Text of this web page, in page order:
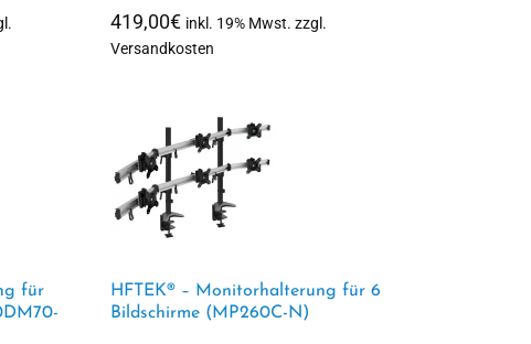
419,00€ inkl. 19% Mwst. zzgl.
Versandkosten
für
HFTEK® – Monitorhalterung für 6
Bildschirme (MP260C-N)